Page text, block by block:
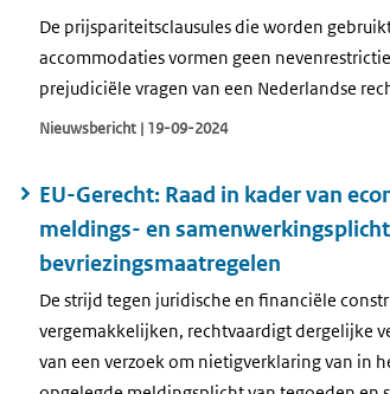
De prijspariteitsclausules die worden
accommodaties vormen geen
prejudiciële vragen van een Nederlandse
Nieuwsbericht | 19-09-2024
EU-Gerecht: Raad in kader van
meldings- en
bevriezingsmaatregelen
De strijd tegen juridische en financiële
vergemakkelijken, rechtvaardigt dergelijke
van een verzoek om nietigverklaring van in